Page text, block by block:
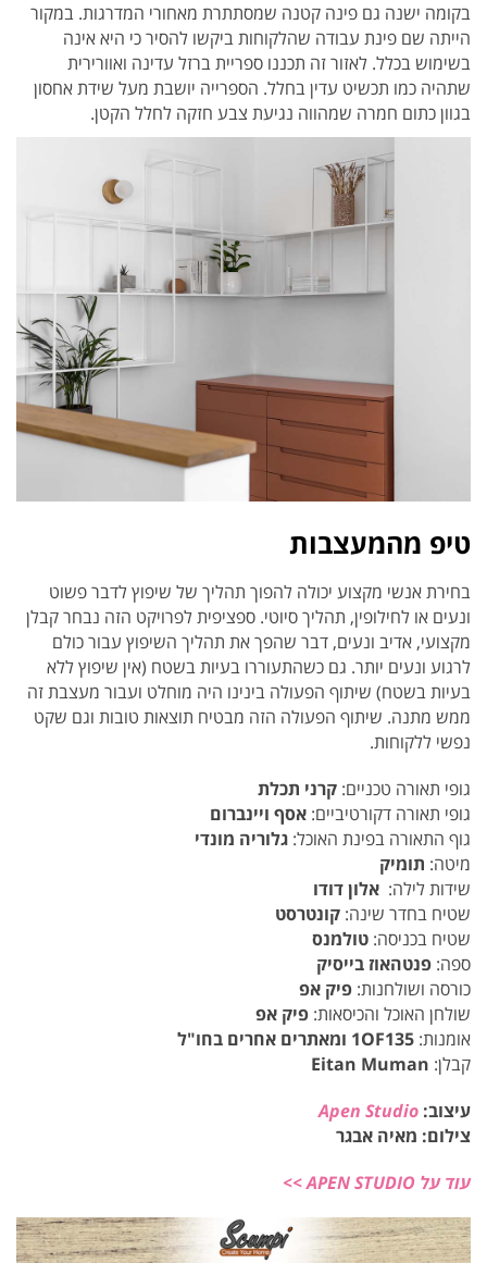
בקומה ישנה גם פינה קטנה שמסתתרת מאחורי המדרגות. במקור
הייתה שם פינת עבודה שהלקוחות ביקשו להסיר כי היא אינה
בשימוש בכלל. לאזור זה תכננו ספריית ברזל עדינה ואוורירית
שתהיה כמו תכשיט עדין בחלל. הספרייה יושבת מעל שידת אחסון
בגוון כתום חמרה שמהווה נגיעת צבע חזקה לחלל הקטן.
טיפ מהמעצבות
בחירת אנשי מקצוע יכולה להפוך תהליך של שיפוץ לדבר פשוט
ונעים או לחילופין, תהליך סיוטי. ספציפית לפרויקט הזה נבחר קבלן
מקצועי, אדיב ונעים, דבר שהפך את תהליך השיפוץ עבור כולם
לרגוע ונעים יותר. גם כשהתעוררו בעיות בשטח (אין שיפוץ ללא
בעיות בשטח) שיתוף הפעולה בינינו היה מוחלט ועבור מעצבת זה
ממש מתנה. שיתוף הפעולה הזה מבטיח תוצאות טובות וגם שקט
נפשי ללקוחות.
גופי תאורה טכניים: קרני תכלת
גופי תאורה דקורטיביים: אסף ויינברום
גוף התאורה בפינת האוכל: גלוריה מונדי
מיטה: תומיק
שידות לילה: אלון דודו
שטיח בחדר שינה: קונטרסט
שטיח בכניסה: טולמנס
ספה: פנטהאוז בייסיק
כורסה ושולחנות: פיק אפ
שולחן האוכל והכיסאות: פיק אפ
אומנות: 1OF135 ומאתרים אחרים בחו"ל
קבלן:
עיצוב: Apen Studio
צילום: מאיה אבגר
עוד על APEN STUDIO >>